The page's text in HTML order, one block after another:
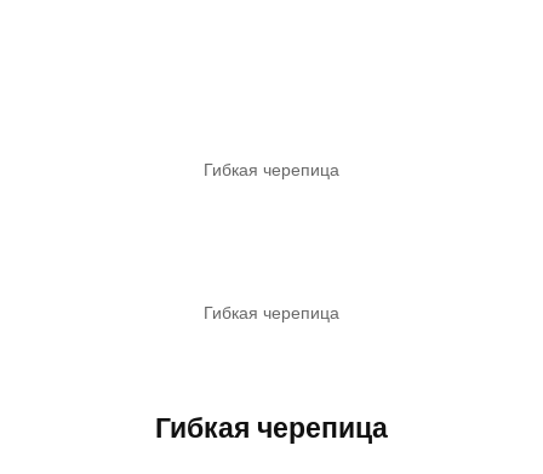
Гибкая черепица
Гибкая черепица
Гибкая черепица